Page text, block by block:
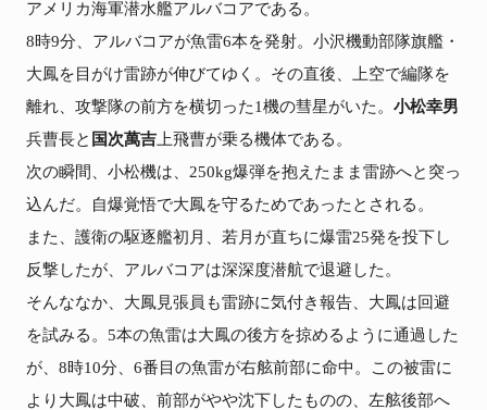
アメリカ海軍潜水艦アルバコアである。
8時9分、アルバコアが魚雷6本を発射。小沢機動部隊旗艦・
大鳳を目がけ雷跡が伸びてゆく。その直後、上空で編隊を
離れ、攻撃隊の前方を横切った1機の彗星がいた。 小松幸男
兵曹長と 国次萬吉上飛曹が乗る機体である。
次の瞬間、小松機は、250kg爆弾を抱えたまま雷跡へと突っ
込んだ。自爆覚悟で大鳳を守るためであったとされる。
また、護衛の駆逐艦初月、若月が直ちに爆雷25発を投下し
反撃したが、アルバコアは深深度潜航で退避した。
そんななか、大鳳見張員も雷跡に気付き報告、大鳳は回避
を試みる。5本の魚雷は大鳳の後方を掠めるように通過した
が、8時10分、6番目の魚雷が右舷前部に命中。この被雷に
より大鳳は中破、前部がやや沈下したものの、左舷後部へ